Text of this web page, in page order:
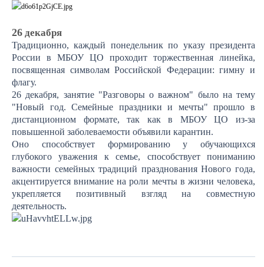
26 декабря
Традиционно, каждый понедельник по указу президента
России в МБОУ ЦО проходит торжественная линейка,
посвященная символам Российской Федерации: гимну и
флагу.
26 декабря, занятие "Разговоры о важном" было на тему
"Новый год. Семейные праздники и мечты" прошло в
дистанционном формате, так как в МБОУ ЦО из-за
повышенной заболеваемости объявили карантин.
Оно способствует формированию у обучающихся
глубокого уважения к семье, способствует пониманию
важности семейных традиций празднования Нового года,
акцентируется внимание на роли мечты в жизни человека,
укрепляется позитивный взгляд на совместную
деятельность.